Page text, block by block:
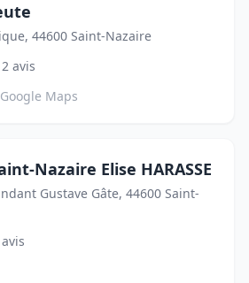
44600 Saint-Nazaire
avis
Google Maps
Nazaire Elise HARASSE
Gustave Gâte, 44600 Saint-